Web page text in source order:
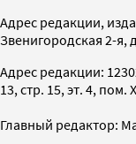
Адрес редакции,
Звенигородская 2-я,
Адрес редакции:
13, стр. 15, эт. 4, пом.
Главный редактор: